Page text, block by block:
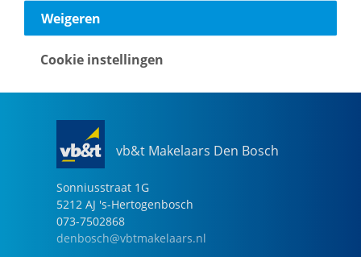
vb&t Makelaars Den Bosch
Sonniusstraat 1G
5212 AJ 's-Hertogenbosch
073-7502868
denbosch@vbtmakelaars.nl
Weigeren
Cookie instellingen